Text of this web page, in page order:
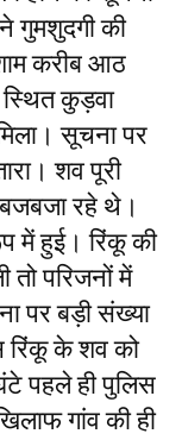
गुमशुदगी की
करीब आठ
कुड़वा
सूचना पर
शव पूरी
रहे थे।
में हुई। रिंकू की
तो परिजनों में
पर बड़ी संख्या
रिंकू के शव को
पहले ही पुलिस
गांव की ही